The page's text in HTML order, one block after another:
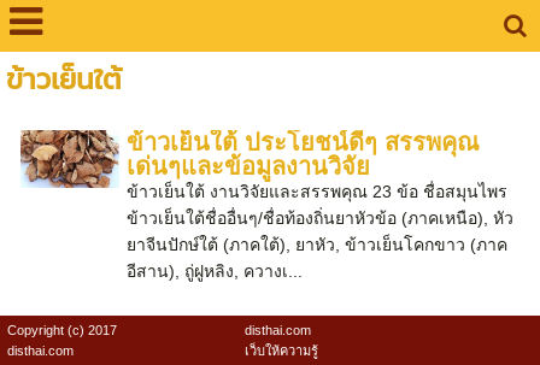
ข้าวเย็นใต้
ข้าวเย็นใต้ ประโยชน์ดีๆ สรรพคุณ
เด่นๆและข้อมูลงานวิจัย
ข้าวเย็นใต้ งานวิจัยและสรรพคุณ 23 ข้อ ชื่อสมุนไพร
ข้าวเย็นใต้ชื่ออื่นๆ/ชื่อท้องถิ่นยาหัวข้อ (ภาคเหนือ), หัว
ยาจีนปักษ์ใต้ (ภาคใต้), ยาหัว, ข้าวเย็นโคกขาว (ภาค
อีสาน), ถู่ฝูหลิง, ควางเ...
Copyright (c) 2017
disthai.com
disthai.com
เว็บให้ความรู้